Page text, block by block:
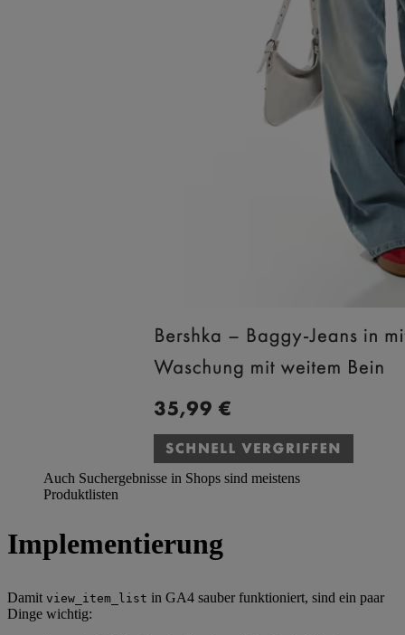
Auch Suchergebnisse in Shops sind meistens
Produktlisten
Implementierung
Damit view_item_list in GA4 sauber funktioniert, sind ein paar
Dinge wichtig: